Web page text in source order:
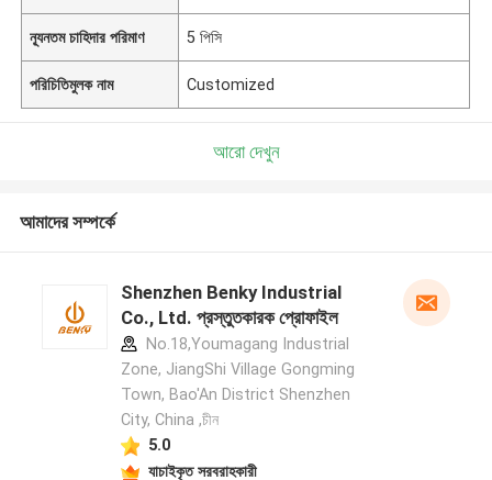
ন্যূনতম চাহিদার পরিমাণ 5 পিসি
পরিচিতিমুলক নাম Customized
আরো দেখুন
আমাদের সম্পর্কে
Shenzhen Benky Industrial
Co., Ltd. প্রস্তুতকারক প্রোফাইল
No.18,Youmagang Industrial
Zone, JiangShi Village Gongming
Town, Bao'An District Shenzhen
City, China ,চীন
5.0
যাচাইকৃত সরবরাহকারী